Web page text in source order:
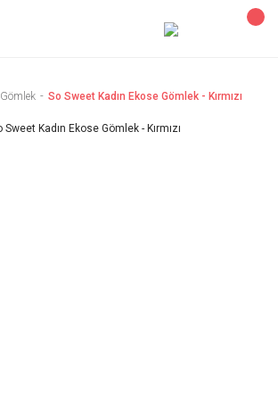
Gömlek So Sweet Kadın Ekose Gömlek - Kırmızı